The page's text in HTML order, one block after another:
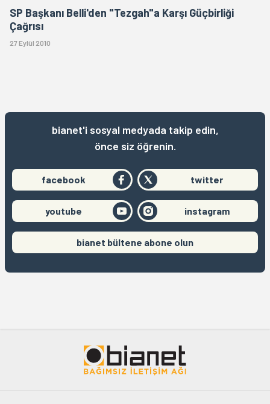
SP Başkanı Belli'den "Tezgah"a Karşı Güçbirliği
Çağrısı
27 Eylül 2010
bianet'i sosyal medyada takip edin,
önce siz öğrenin.
facebook twitter
youtube instagram
bianet bültene abone olun